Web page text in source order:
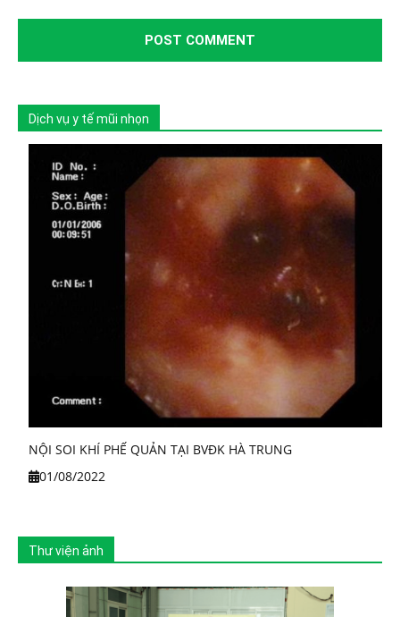
Dịch vụ y tế mũi nhọn
NỘI SOI KHÍ PHẾ QUẢN TẠI BVĐK HÀ TRUNG
01/08/2022
Thư viện ảnh